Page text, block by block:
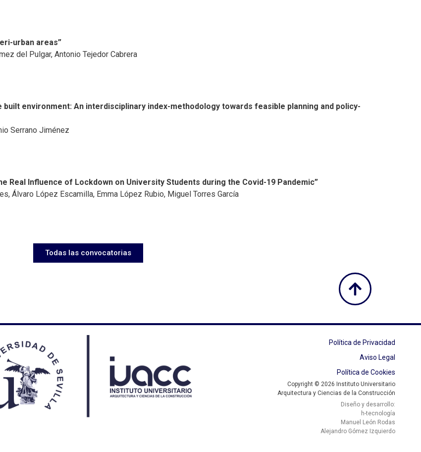
urban areas”
del Pulgar, Antonio Tejedor Cabrera
environment: An interdisciplinary index-methodology towards feasible planning and policy-
Serrano Jiménez
Real Influence of Lockdown on University Students during the Covid-19 Pandemic”
Álvaro López Escamilla, Emma López Rubio, Miguel Torres García
Todas las convocatorias
Política de Privacidad
Aviso Legal
Política de Cookies
Copyright © 2026 Instituto Universitario
Arquitectura y Ciencias de la Construcción
Diseño y desarrollo:
h-tecnología
Manuel León Rodas
Alejandro Gómez Izquierdo